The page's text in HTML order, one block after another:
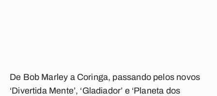
De Bob Marley a Coringa, passando pelos novos
‘Divertida Mente’, ‘Gladiador’ e ‘Planeta dos